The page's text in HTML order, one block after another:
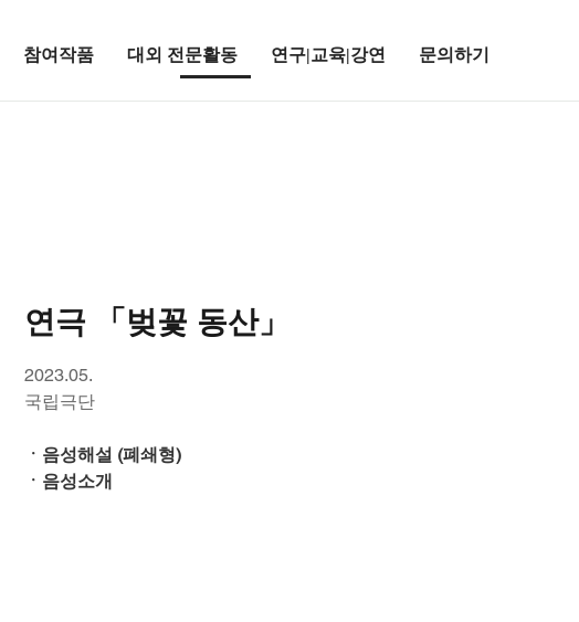
참여작품 대외 전문활동 연구|교육|강연 문의하기
연극 「벚꽃 동산」
2023.05.
국립극단
ㆍ음성해설 (폐쇄형)
ㆍ음성소개